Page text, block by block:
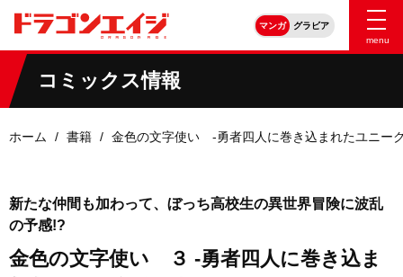
マンガ
グラビア
menu
コミックス情報
ホーム 書籍 金色の文字使い ‐勇者四人に巻き込まれたユニー
新たな仲間も加わって、ぼっち高校生の異世界冒険に波乱
の予感!?
金色の文字使い ３ ‐勇者四人に巻き込ま